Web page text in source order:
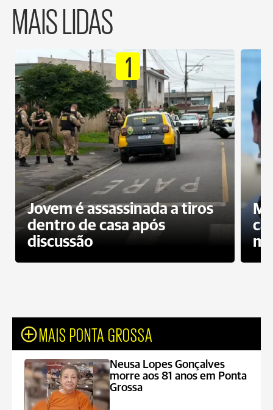
MAIS LIDAS
1
Jovem é assassinada a tiros
dentro de casa após
discussão
MAIS PONTA GROSSA
Neusa Lopes Gonçalves
morre aos 81 anos em Ponta
Grossa